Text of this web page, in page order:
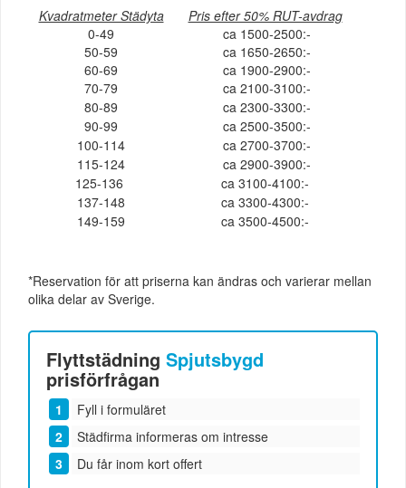
Kvadratmeter Städyta
Pris efter 50% RUT-avdrag
0-49
ca 1500-2500:-
50-59
ca 1650-2650:-
60-69
ca 1900-2900:-
70-79
ca 2100-3100:-
80-89
ca 2300-3300:-
90-99
ca 2500-3500:-
100-114
ca 2700-3700:-
115-124
ca 2900-3900:-
125-136
ca 3100-4100:-
137-148
ca 3300-4300:-
149-159
ca 3500-4500:-
*Reservation för att priserna kan ändras och varierar mellan
olika delar av Sverige.
FlyttstädningSpjutsbygd
prisförfrågan
Fyll i formuläret
Städfirma informeras om intresse
Du får inom kort offert